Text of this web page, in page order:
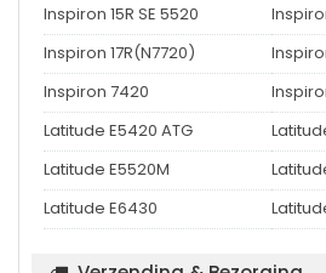
Inspiron 15R SE 5520
Inspiron 17R(N7720)
Inspiron 7420
Latitude E5420 ATG
Latitude E5520M
Latitude E6430